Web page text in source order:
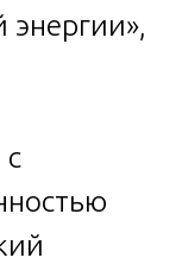
энергии»,